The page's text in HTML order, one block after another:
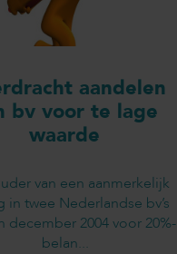
aandelen
bv voor te lage
waarde
van een aanmerkelijk
in twee Nederlandse bv’s
december 2004 voor 20%-
belan...